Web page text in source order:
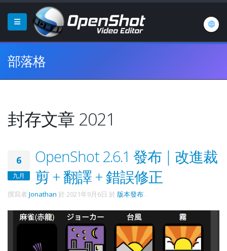
部落格
封存文章 2021
6
九月
OpenShot 2.6.1 發布 | 改進裁
剪 + 翻譯 + 錯誤修正
撰寫者 Jonathan 於 2021年9月6日 於 版本發布 .